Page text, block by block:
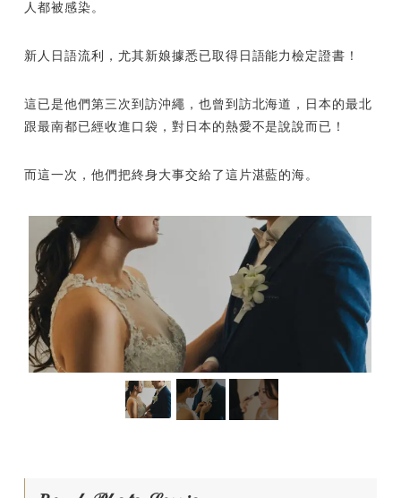
人都被感染。
新人日語流利，尤其新娘據悉已取得日語能力檢定證書！
這已是他們第三次到訪沖繩，也曾到訪北海道，日本的最北
跟最南都已經收進口袋，對日本的熱愛不是說說而已！
而這一次，他們把終身大事交給了這片湛藍的海。